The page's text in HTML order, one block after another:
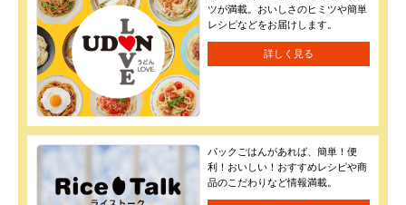
ツが満載。おいしさのヒミツや簡単
レシピなどをお届けします。
詳しく見る
パックごはんがあれば、簡単！便
利！おいしい！おすすめレシピや商
品のこだわりなど情報満載。